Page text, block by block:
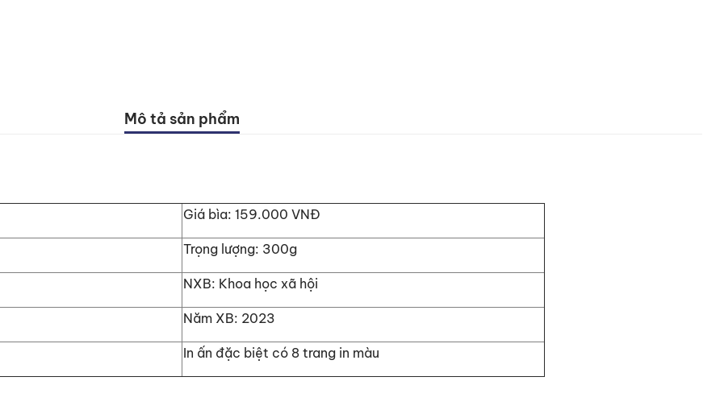
Mô tả sản phẩm
Giá bìa: 159.000 VNĐ
Trọng lượng: 300g
NXB: Khoa học xã hội
Năm XB: 2023
In ấn đặc biệt có 8 trang in màu